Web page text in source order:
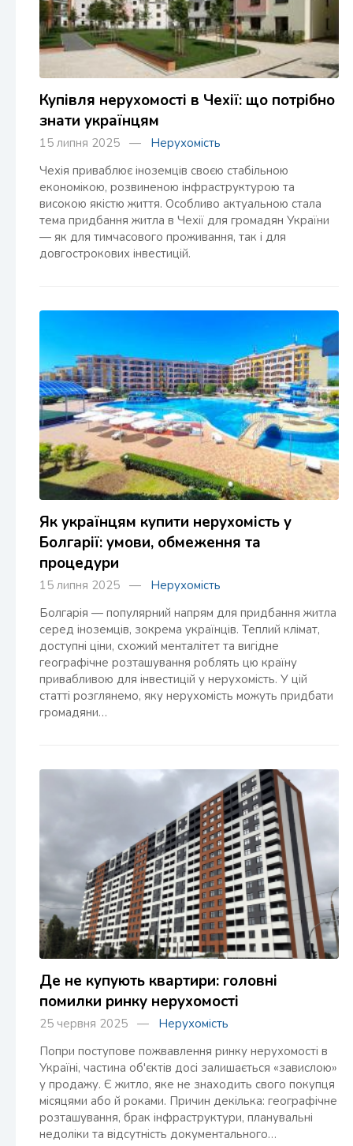
Купівля нерухомості в Чехії: що потрібно
знати українцям
15 липня 2025 — Нерухомість
Чехія приваблює іноземців своєю стабільною
економікою, розвиненою інфраструктурою та
високою якістю життя. Особливо актуальною стала
тема придбання житла в Чехії для громадян України
— як для тимчасового проживання, так і для
довгострокових інвестицій.
Як українцям купити нерухомість у
Болгарії: умови, обмеження та
процедури
15 липня 2025 — Нерухомість
Болгарія — популярний напрям для придбання житла
серед іноземців, зокрема українців. Теплий клімат,
доступні ціни, схожий менталітет та вигідне
географічне розташування роблять цю країну
привабливою для інвестицій у нерухомість. У цій
статті розглянемо, яку нерухомість можуть придбати
громадяни…
Де не купують квартири: головні
помилки ринку нерухомості
25 червня 2025 — Нерухомість
Попри поступове пожвавлення ринку нерухомості в
Україні, частина об'єктів досі залишається «завислою»
у продажу. Є житло, яке не знаходить свого покупця
місяцями або й роками. Причин декілька: географічне
розташування, брак інфраструктури, планувальні
недоліки та відсутність документального…